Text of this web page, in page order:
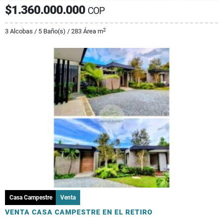
$1.360.000.000 COP
3 Alcobas / 5 Baño(s) / 283 Área m2
Casa Campestre Venta
VENTA CASA CAMPESTRE EN EL RETIRO